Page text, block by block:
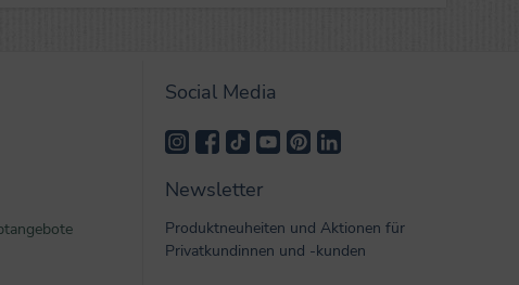
Social Media
Newsletter
Produktneuheiten und Aktionen für
Privatkundinnen und -kunden